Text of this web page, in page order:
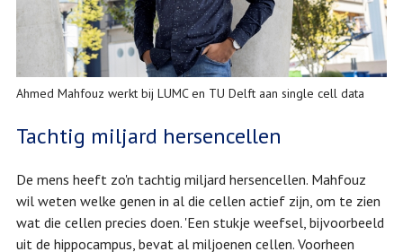
Ahmed Mahfouz werkt bij LUMC en TU Delft aan single cell data
Tachtig miljard hersencellen
De mens heeft zo'n tachtig miljard hersencellen. Mahfouz
wil weten welke genen in al die cellen actief zijn, om te zien
wat die cellen precies doen. 'Een stukje weefsel, bijvoorbeeld
uit de hippocampus, bevat al miljoenen cellen. Voorheen